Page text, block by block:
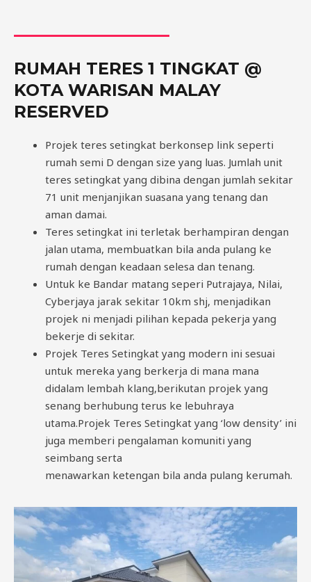
RUMAH TERES 1 TINGKAT @
KOTA WARISAN MALAY
RESERVED
Projek teres setingkat berkonsep link seperti
rumah semi D dengan size yang luas. Jumlah unit
teres setingkat yang dibina dengan jumlah sekitar
71 unit menjanjikan suasana yang tenang dan
aman damai.
Teres setingkat ini terletak berhampiran dengan
jalan utama, membuatkan bila anda pulang ke
rumah dengan keadaan selesa dan tenang.
Untuk ke Bandar matang seperi Putrajaya, Nilai,
Cyberjaya jarak sekitar 10km shj, menjadikan
projek ni menjadi pilihan kepada pekerja yang
bekerje di sekitar.
Projek Teres Setingkat yang modern ini sesuai
untuk mereka yang berkerja di mana mana
didalam lembah klang,berikutan projek yang
senang berhubung terus ke lebuhraya
utama.Projek Teres Setingkat yang ‘low density’ ini
juga memberi pengalaman komuniti yang
seimbang serta
menawarkan ketengan bila anda pulang kerumah.